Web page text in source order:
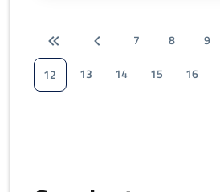
7 8 9
12
13 14 15 16